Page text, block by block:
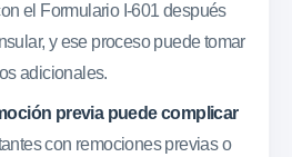
el Formulario I-601 después
y ese proceso puede tomar
adicionales.
previa puede complicar
con remociones previas o